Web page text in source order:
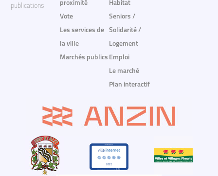
publications
proximité
Vote
Les services de
la ville
Marchés publics
Habitat
Seniors /
Solidarité /
Logement
Emploi
Le marché
Plan interactif